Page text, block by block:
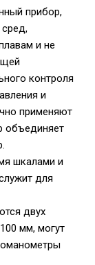
прибор,
и не
контроля
и
применяют
объединяет
шкалами и
для
двух
мм, могут